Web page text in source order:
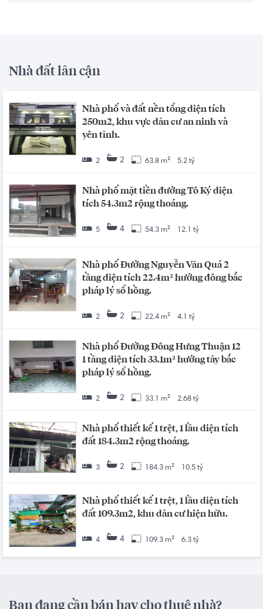
Nhà đất lân cận
Nhà phố và đất nền tổng diện tích
250m2, khu vực dân cư an ninh và
yên tĩnh.
2 2 63.8 m² 5.2 tỷ
Nhà phố mặt tiền đường Tô Ký diện
tích 54.3m2 rộng thoáng.
5 4 54.3 m² 12.1 tỷ
Nhà phố Đường Nguyễn Văn Quá 2
tầng diện tích 22.4m² hướng đông bắc
pháp lý sổ hồng.
2 2 22.4 m² 4.1 tỷ
Nhà phố Đường Đông Hưng Thuận 12
1 tầng diện tích 33.1m² hướng tây bắc
pháp lý sổ hồng.
2 2 33.1 m² 2.68 tỷ
Nhà phố thiết kế 1 trệt, 1 lầu diện tích
đất 184.3m2 rộng thoáng.
3 2 184.3 m² 10.5 tỷ
Nhà phố thiết kế 1 trệt, 1 lầu diện tích
đất 109.3m2, khu dân cư hiện hữu.
4 4 109.3 m² 6.3 tỷ
Bạn đang cần bán hay cho thuê nhà?